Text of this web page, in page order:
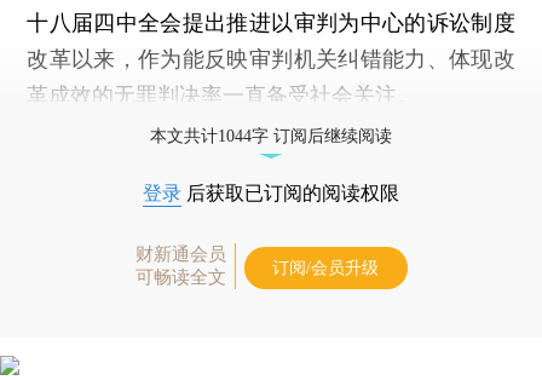
十八届四中全会提出推进以审判为中心的诉讼制度
改革以来，作为能反映审判机关纠错能力、体现改
革成效的无罪判决率一直备受社会关注。
本文共计1044字 订阅后继续阅读
登录 后获取已订阅的阅读权限
财新通会员
可畅读全文
订阅/会员升级